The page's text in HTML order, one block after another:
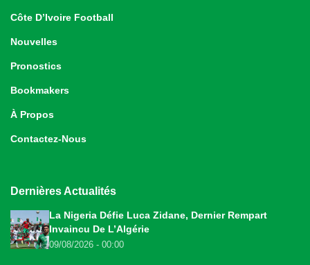
Côte D’Ivoire Football
Nouvelles
Pronostics
Bookmakers
À Propos
Contactez-Nous
Dernières Actualités
La Nigeria Défie Luca Zidane, Dernier Rempart
Invaincu De L’Algérie
09/08/2026 - 00:00